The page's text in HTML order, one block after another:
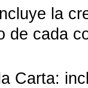
la
de cada
Carta: